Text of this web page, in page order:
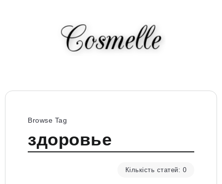
Browse Tag
здоровье
Кількість статей: 0